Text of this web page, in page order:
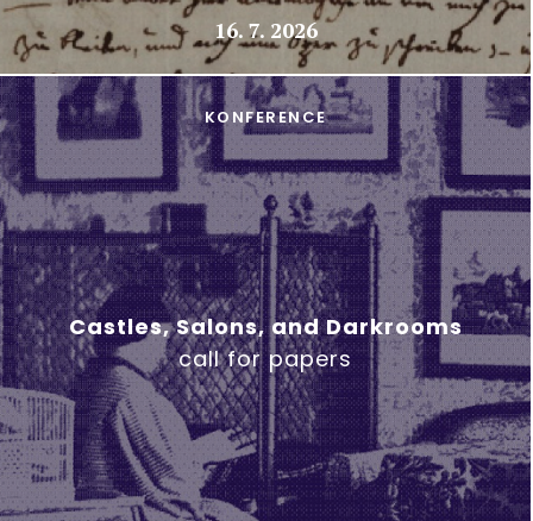
16. 7. 2026
Castles, Salons, and Darkrooms
call for papers
KONFERENCE